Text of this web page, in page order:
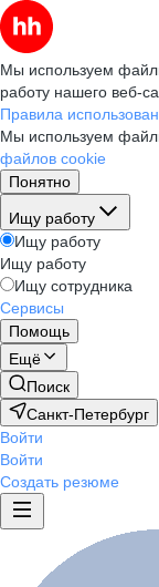
Мы используем
работу нашего веб-
Правила
Мы используем
файлов cookie
Понятно
Ищу работу
Ищу работу
Ищу работу
Ищу сотрудника
Сервисы
Помощь
Ещё
Поиск
Санкт-Петербург
Войти
Войти
Создать резюме